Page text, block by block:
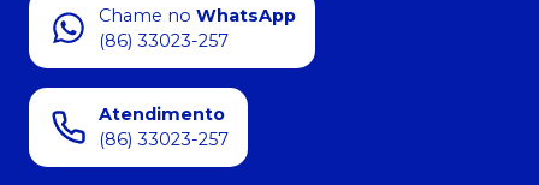
Chame no WhatsApp
(86) 33023-257
Atendimento
(86) 33023-257